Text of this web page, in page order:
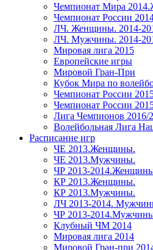
Чемпионат Мира
Чемпионат России
ЛЧ. Женщины. 2014-
ЛЧ. Мужчины. 2014-
Мировая лига 2015
Европейские игры
Мировой Гран-При
Кубок Мира по
Чемпионат России
Чемпионат России
Лига Чемпионов 2016/
Волейбольная Лига
Расписание игр
ЧЕ 2013.Женщины.
ЧЕ 2013.Мужчины.
ЧР 2013-
КР 2013.Женщины.
КР 2013.Мужчины.
ЛЧ 2013-2014.
ЧР 2013-
Клубный ЧМ 2014
Мировая лига 2014
Мировой Гран-при